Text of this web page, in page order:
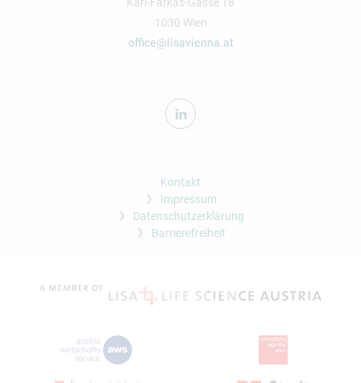
1030 Wien
office@lisavienna.at
Kontakt
Impressum
Datenschutzerklärung
Barrierefreiheit